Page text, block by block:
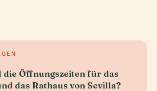
die Öffnungszeiten für das
das Rathaus von Sevilla?